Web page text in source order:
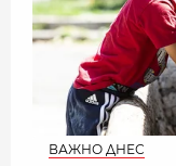
ВАЖНО ДНЕС